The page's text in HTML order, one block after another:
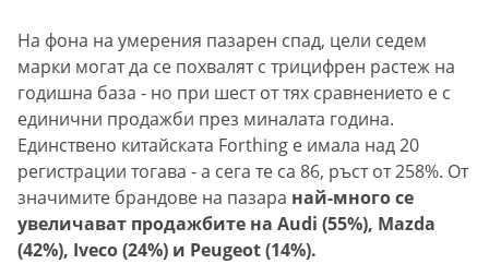
На фона на умерения пазарен спад, цели седем
марки могат да се похвалят с трицифрен растеж на
годишна база - но при шест от тях сравнението е с
единични продажби през миналата година.
Единствено китайската Forthing е имала над 20
регистрации тогава - а сега те са 86, ръст от 258%. От
значимите брандове на пазара най-много се
увеличават продажбите на Audi (55%), Mazda
(42%), Iveco (24%) и Peugeot (14%).